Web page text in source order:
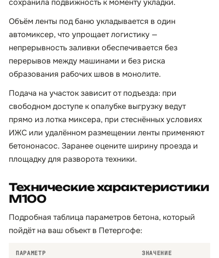
сохранила подвижность к моменту укладки.
Объём ленты под баню укладывается в один
автомиксер, что упрощает логистику —
непрерывность заливки обеспечивается без
перерывов между машинами и без риска
образования рабочих швов в монолите.
Подача на участок зависит от подъезда: при
свободном доступе к опалубке выгрузку ведут
прямо из лотка миксера, при стеснённых условиях
ИЖС или удалённом размещении ленты применяют
бетононасос. Заранее оцените ширину проезда и
площадку для разворота техники.
Технические характеристики
М100
Подробная таблица параметров бетона, который
пойдёт на ваш объект в Петергофе:
ПАРАМЕТР ЗНАЧЕНИЕ